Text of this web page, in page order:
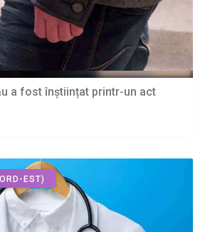
a fost înștiințat printr-un act
EST)